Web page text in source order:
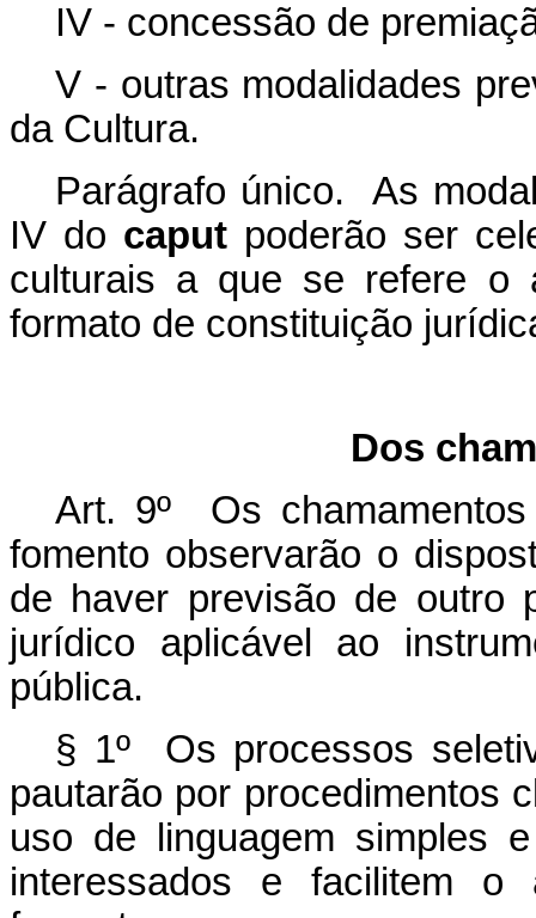
IV - concessão de
V - outras modalidades
da Cultura.
Parágrafo único. As
IV do caput poderão ser
culturais a que se refere o
formato de constituição
Dos
Art. 9º Os
fomento observarão o
de haver previsão de outro
jurídico aplicável ao
pública.
§ 1º Os processos
pautarão por procedimentos
uso de linguagem simples
interessados e facilitem o